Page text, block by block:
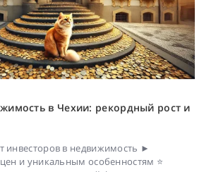
в Чехии: рекордный рост и
инвесторов в недвижимость ►
и уникальным особенностям ⭐